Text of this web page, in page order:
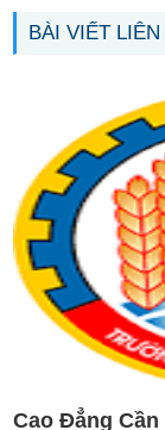
BÀI VIẾT LIÊN
Cao Đẳng